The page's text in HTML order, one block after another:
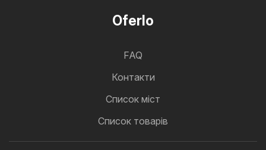
Oferlo
FAQ
Контакти
Cписок міст
Список товарів